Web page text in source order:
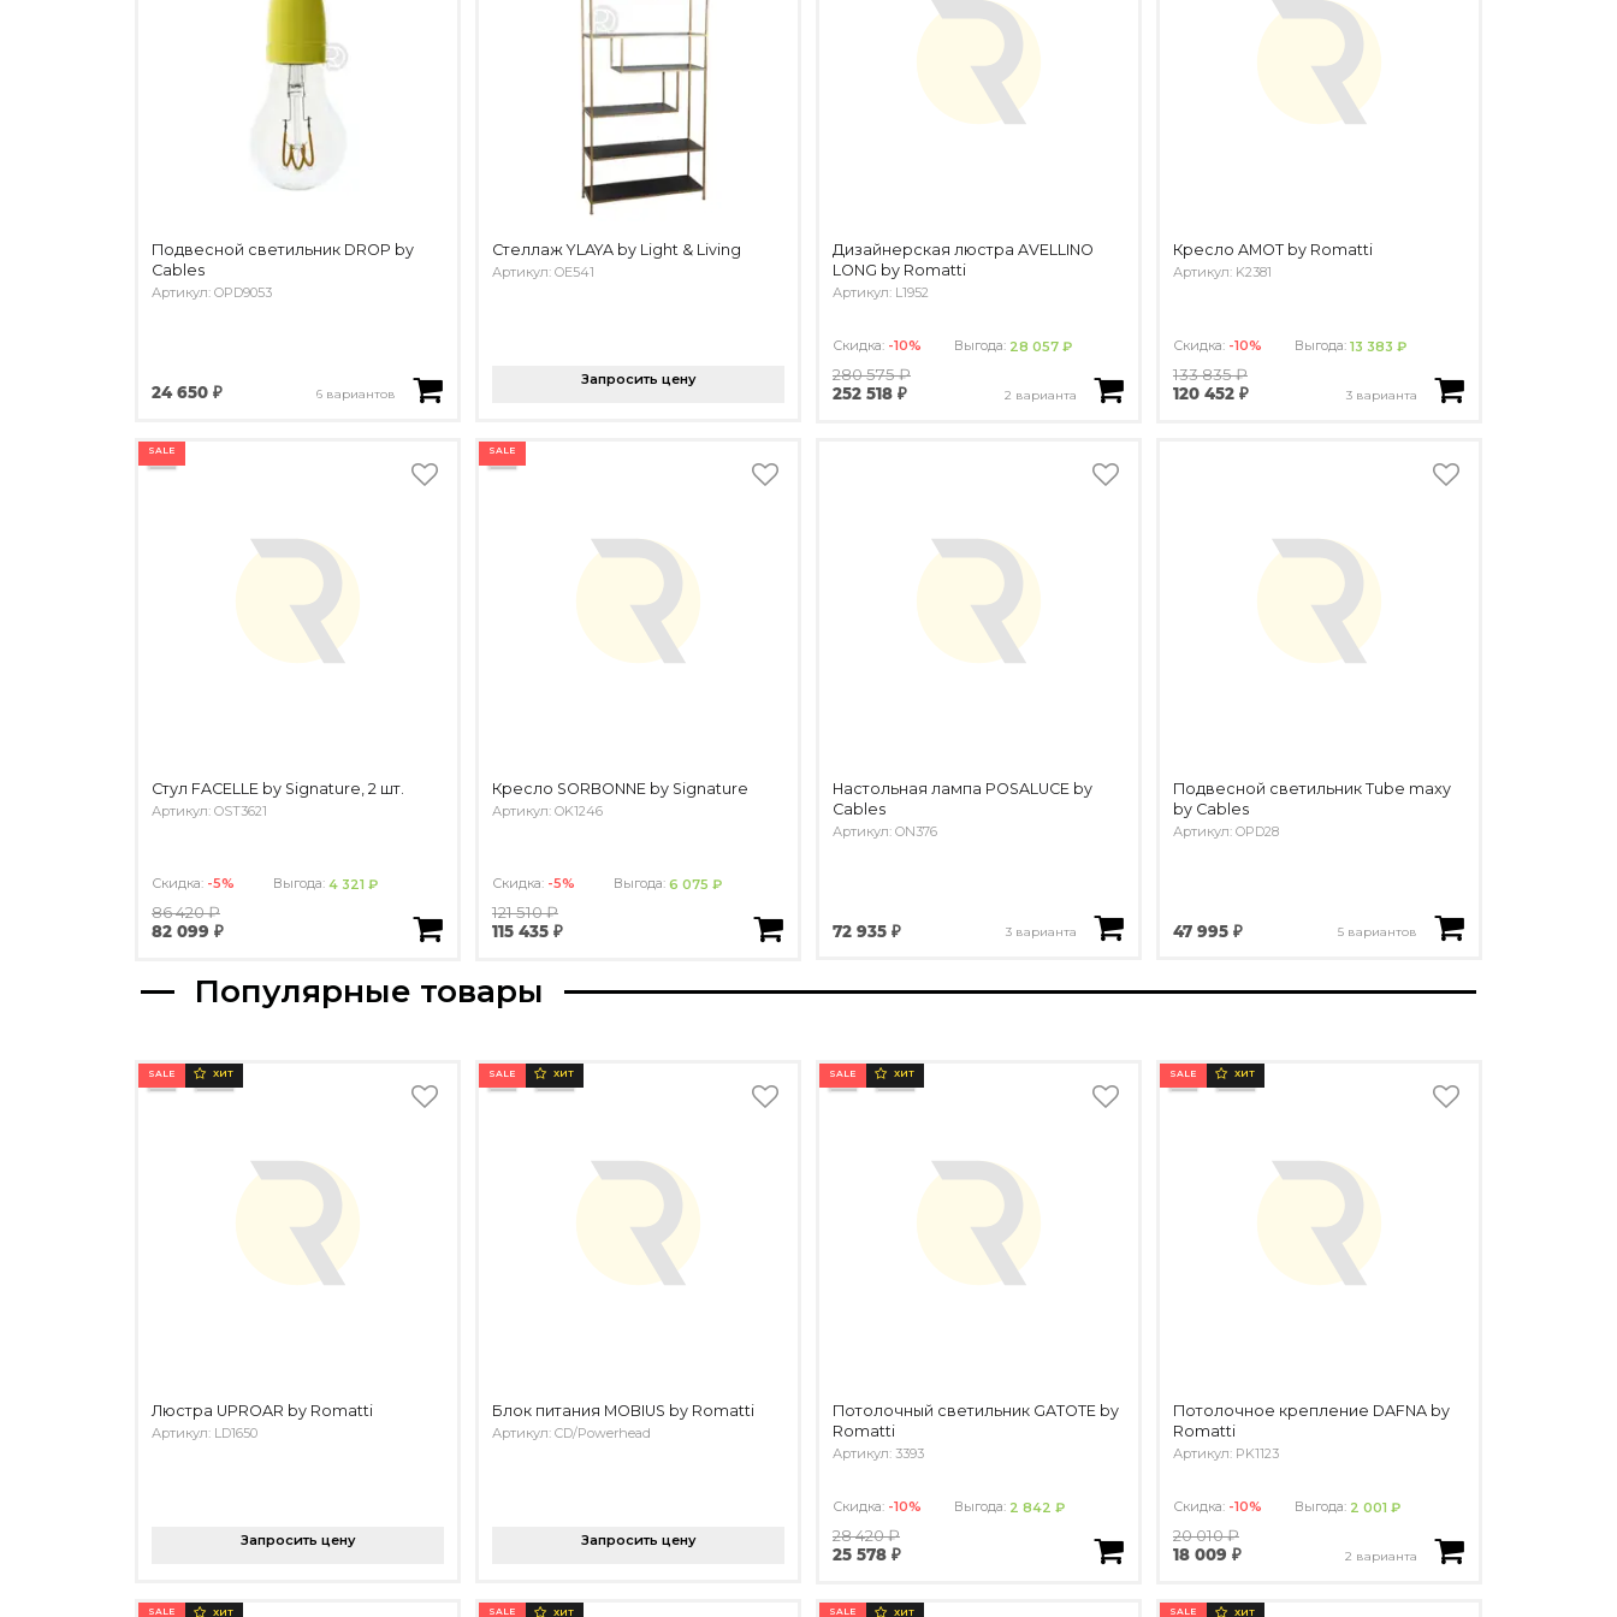
Подвесной светильник DROP by
Cables
Артикул: OPD9053
24 650 ₽ 6 вариантов
Стеллаж YLAYA by Light & Living
Артикул: OE541
Запросить цену
Дизайнерская люстра AVELLINO
LONG by Romatti
Артикул: L1952
Скидка: -10% Выгода: 28 057 ₽
280 575 ₽
252 518 ₽
2 варианта
Кресло AMOT by Romatti
Артикул: K2381
Скидка: -10% Выгода:13 383 ₽
133 835 ₽
120 452 ₽
3 варианта
SALE
Стул FACELLE by Signature, 2 шт.
Артикул: OST3621
Скидка: -5% Выгода:4 321 ₽
86 420 ₽
82 099 ₽
SALE
Кресло SORBONNE by Signature
Артикул: OK1246
Скидка: -5% Выгода:6 075 ₽
121 510 ₽
115 435 ₽
Настольная лампа POSALUCE by
Cables
Артикул: ON376
72 935 ₽ 3 варианта
Подвесной светильник Tube maxy
by Cables
Артикул: OPD28
47 995 ₽ 5 вариантов
Популярные товары
SALE ХИТ
Люстра UPROAR by Romatti
Артикул: LD1650
Запросить цену
SALE ХИТ
Блок питания MOBIUS by Romatti
Артикул: CD/Powerhead
Запросить цену
SALE ХИТ
Потолочный светильник GATOTE by
Romatti
Артикул: 3393
Скидка: -10% Выгода: 2 842 ₽
28 420 ₽
25 578 ₽
SALE ХИТ
Потолочное крепление DAFNA by
Romatti
Артикул: PK1123
Скидка: -10% Выгода: 2 001 ₽
20 010 ₽
18 009 ₽
2 варианта
SALE ХИТ SALE ХИТ SALE ХИТ SALE ХИТ